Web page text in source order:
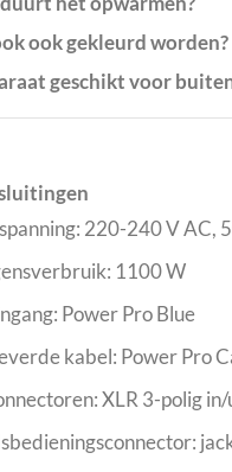
ook gekleurd worden?
geschikt voor
220-240 V AC,
1100 W
Power Pro Blue
kabel: Power Pro
XLR 3-polig